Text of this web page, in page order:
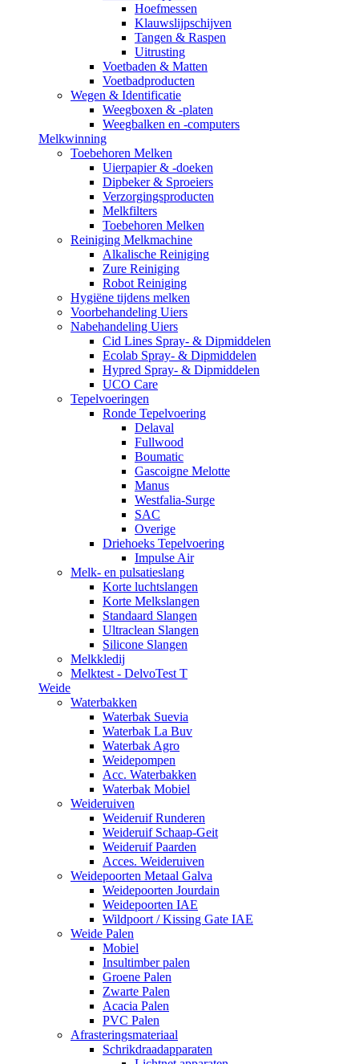
Hoefmessen
Klauwslijpschijven
Tangen & Raspen
Uitrusting
Voetbaden & Matten
Voetbadproducten
Wegen & Identificatie
Weegboxen & -platen
Weegbalken en -computers
Melkwinning
Toebehoren Melken
Uierpapier & -doeken
Dipbeker & Sproeiers
Verzorgingsproducten
Melkfilters
Toebehoren Melken
Reiniging Melkmachine
Alkalische Reiniging
Zure Reiniging
Robot Reiniging
Hygiëne tijdens melken
Voorbehandeling Uiers
Nabehandeling Uiers
Cid Lines Spray- & Dipmiddelen
Ecolab Spray- & Dipmiddelen
Hypred Spray- & Dipmiddelen
UCO Care
Tepelvoeringen
Ronde Tepelvoering
Delaval
Fullwood
Boumatic
Gascoigne Melotte
Manus
Westfalia-Surge
SAC
Overige
Driehoeks Tepelvoering
Impulse Air
Melk- en pulsatieslang
Korte luchtslangen
Korte Melkslangen
Standaard Slangen
Ultraclean Slangen
Silicone Slangen
Melkkledij
Melktest - DelvoTest T
Weide
Waterbakken
Waterbak Suevia
Waterbak La Buv
Waterbak Agro
Weidepompen
Acc. Waterbakken
Waterbak Mobiel
Weideruiven
Weideruif Runderen
Weideruif Schaap-Geit
Weideruif Paarden
Acces. Weideruiven
Weidepoorten Metaal Galva
Weidepoorten Jourdain
Weidepoorten IAE
Wildpoort / Kissing Gate IAE
Weide Palen
Mobiel
Insultimber palen
Groene Palen
Zwarte Palen
Acacia Palen
PVC Palen
Afrasteringsmateriaal
Schrikdraadapparaten